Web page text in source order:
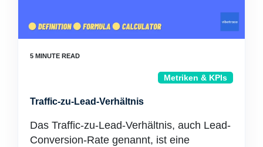
Metriken & KPIs
Traffic-zu-Lead-Verhältnis
Das Traffic-zu-Lead-Verhältnis, auch Lead-
Conversion-Rate genannt, ist eine